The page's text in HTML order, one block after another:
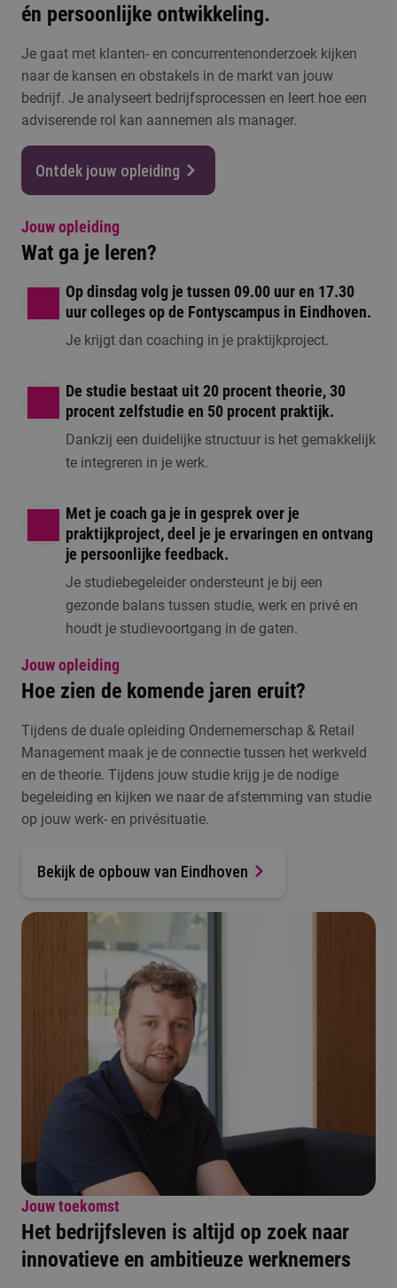
én persoonlijke ontwikkeling.
Je gaat met klanten- en concurrentenonderzoek kijken
naar de kansen en obstakels in de markt van jouw
bedrijf. Je analyseert bedrijfsprocessen en leert hoe een
adviserende rol kan aannemen als manager.
Ontdek jouw opleiding
Jouw opleiding
Wat ga je leren?
Op dinsdag volg je tussen 09.00 uur en 17.30
uur colleges op de Fontyscampus in Eindhoven.
Je krijgt dan coaching in je praktijkproject.
De studie bestaat uit 20 procent theorie, 30
procent zelfstudie en 50 procent praktijk.
Dankzij een duidelijke structuur is het gemakkelijk
te integreren in je werk.
Met je coach ga je in gesprek over je
praktijkproject, deel je je ervaringen en ontvang
je persoonlijke feedback.
Je studiebegeleider ondersteunt je bij een
gezonde balans tussen studie, werk en privé en
houdt je studievoortgang in de gaten.
Jouw opleiding
Hoe zien de komende jaren eruit?
Tijdens de duale opleiding Ondernemerschap & Retail
Management maak je de connectie tussen het werkveld
en de theorie. Tijdens jouw studie krijg je de nodige
begeleiding en kijken we naar de afstemming van studie
op jouw werk- en privésituatie.
Bekijk de opbouw van Eindhoven
Jouw toekomst
Het bedrijfsleven is altijd op zoek naar
innovatieve en ambitieuze werknemers